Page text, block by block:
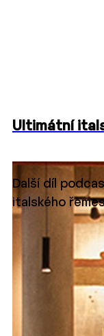
Ultimátní
Další díl
italského